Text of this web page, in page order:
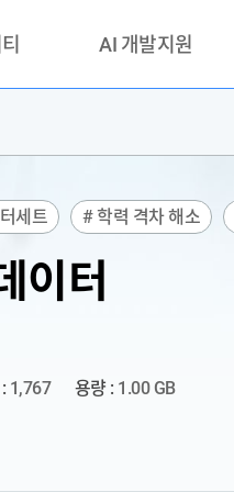
사례
AI 개발지원
세트 # 학력 격차 해소
이터
1,767 용량 : 1.00 GB